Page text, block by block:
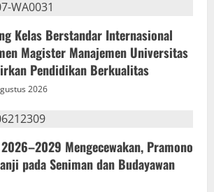
Kelas Berstandar Internasional
Magister Manajemen Universitas
Pendidikan Berkualitas
2026
Mengecewakan, Pramono
pada Seniman dan Budayawan